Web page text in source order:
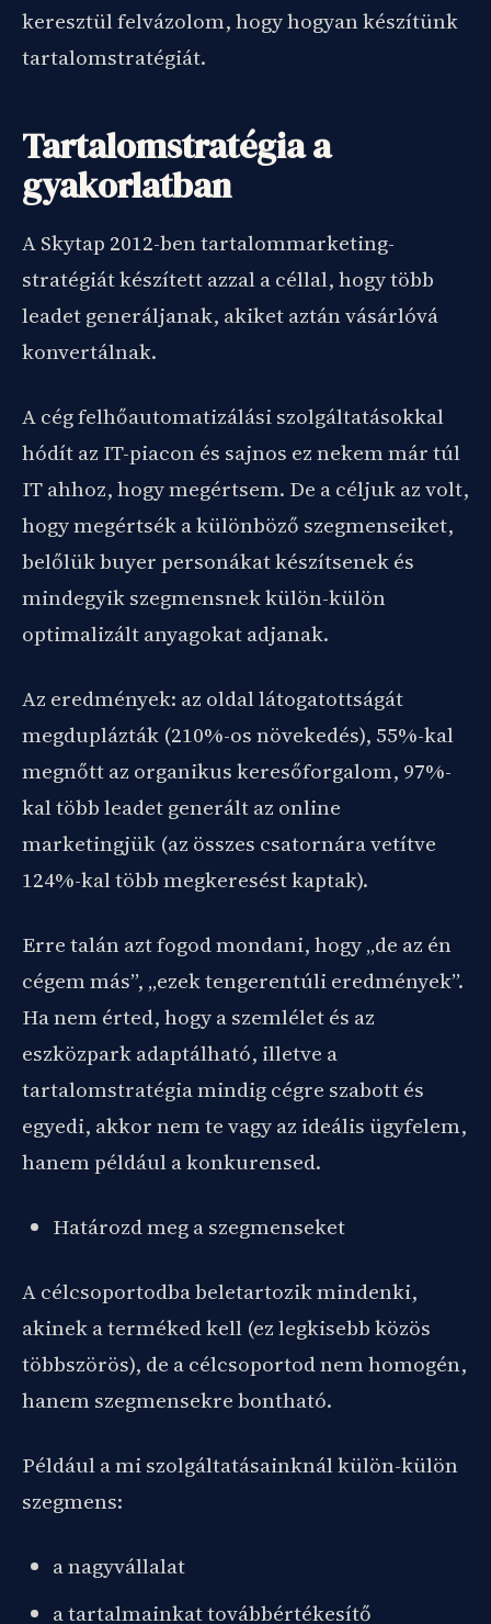
keresztül felvázolom, hogy hogyan készítünk
tartalomstratégiát.
Tartalomstratégia a
gyakorlatban
A Skytap 2012-ben tartalommarketing-
stratégiát készített azzal a céllal, hogy több
leadet generáljanak, akiket aztán vásárlóvá
konvertálnak.
A cég felhőautomatizálási szolgáltatásokkal
hódít az IT-piacon és sajnos ez nekem már túl
IT ahhoz, hogy megértsem. De a céljuk az volt,
hogy megértsék a különböző szegmenseiket,
belőlük buyer personákat készítsenek és
mindegyik szegmensnek külön-külön
optimalizált anyagokat adjanak.
Az eredmények: az oldal látogatottságát
megduplázták (210%-os növekedés), 55%-kal
megnőtt az organikus keresőforgalom, 97%-
kal több leadet generált az online
marketingjük (az összes csatornára vetítve
124%-kal több megkeresést kaptak).
Erre talán azt fogod mondani, hogy „de az én
cégem más”, „ezek tengerentúli eredmények”.
Ha nem érted, hogy a szemlélet és az
eszközpark adaptálható, illetve a
tartalomstratégia mindig cégre szabott és
egyedi, akkor nem te vagy az ideális ügyfelem,
hanem például a konkurensed.
Határozd meg a szegmenseket
A célcsoportodba beletartozik mindenki,
akinek a terméked kell (ez legkisebb közös
többszörös), de a célcsoportod nem homogén,
hanem szegmensekre bontható.
Például a mi szolgáltatásainknál külön-külön
szegmens:
a nagyvállalat
a tartalmainkat továbbértékesítő